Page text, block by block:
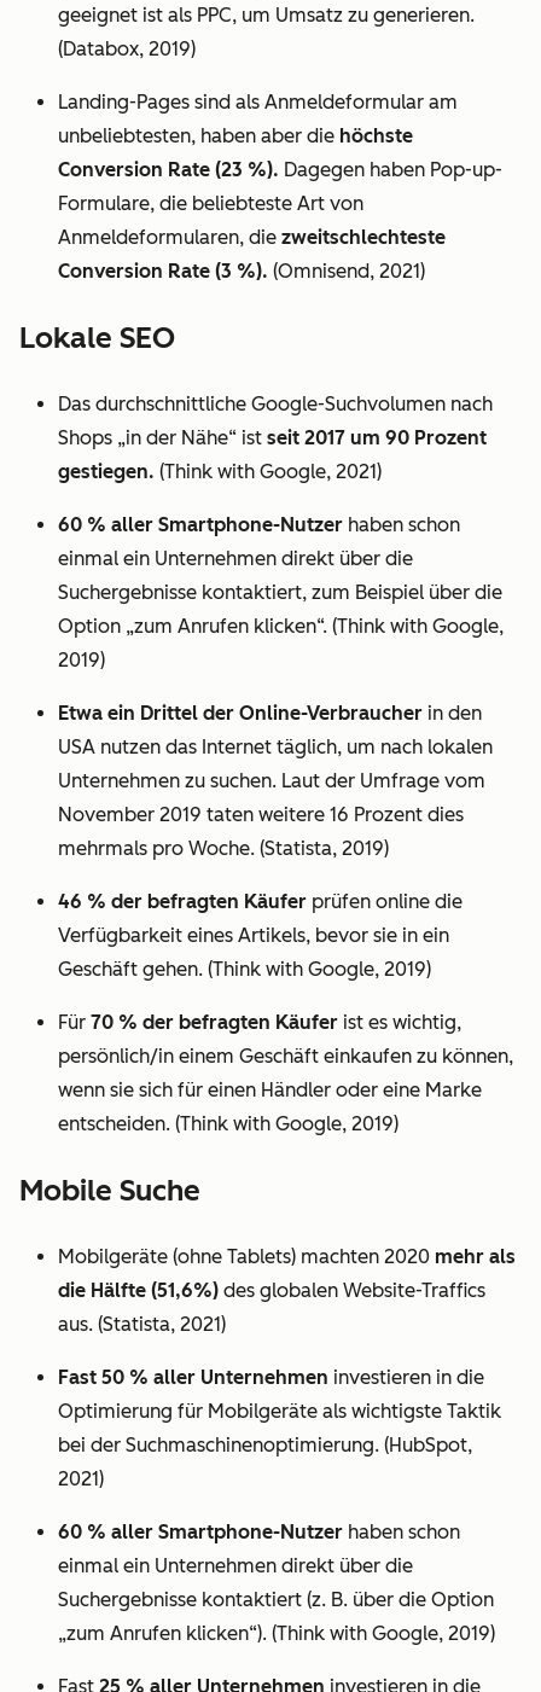
geeignet ist als PPC, um Umsatz zu generieren.
(Databox, 2019)
Landing-Pages sind als Anmeldeformular am
unbeliebtesten, haben aber die höchste
Conversion Rate (23 %). Dagegen haben Pop-up-
Formulare, die beliebteste Art von
Anmeldeformularen, die zweitschlechteste
Conversion Rate (3 %). (Omnisend, 2021)
Lokale SEO
Das durchschnittliche Google-Suchvolumen nach
Shops „in der Nähe“ ist seit 2017 um 90 Prozent
gestiegen. (Think with Google, 2021)
60 % aller Smartphone-Nutzer haben schon
einmal ein Unternehmen direkt über die
Suchergebnisse kontaktiert, zum Beispiel über die
Option „zum Anrufen klicken“. (Think with Google,
2019)
Etwa ein Drittel der Online-Verbraucher in den
USA nutzen das Internet täglich, um nach lokalen
Unternehmen zu suchen. Laut der Umfrage vom
November 2019 taten weitere 16 Prozent dies
mehrmals pro Woche. (Statista, 2019)
46 % der befragten Käufer prüfen online die
Verfügbarkeit eines Artikels, bevor sie in ein
Geschäft gehen. (Think with Google, 2019)
Für 70 % der befragten Käufer ist es wichtig,
persönlich/in einem Geschäft einkaufen zu können,
wenn sie sich für einen Händler oder eine Marke
entscheiden. (Think with Google, 2019)
Mobile Suche
Mobilgeräte (ohne Tablets) machten 2020 mehr als
die Hälfte (51,6%) des globalen Website-Traffics
aus. (Statista, 2021)
Fast 50 % aller Unternehmen investieren in die
Optimierung für Mobilgeräte als wichtigste Taktik
bei der Suchmaschinenoptimierung. (HubSpot,
2021)
60 % aller Smartphone-Nutzer haben schon
einmal ein Unternehmen direkt über die
Suchergebnisse kontaktiert (z. B. über die Option
„zum Anrufen klicken“). (Think with Google, 2019)
Fast 25 % aller Unternehmen investieren in die